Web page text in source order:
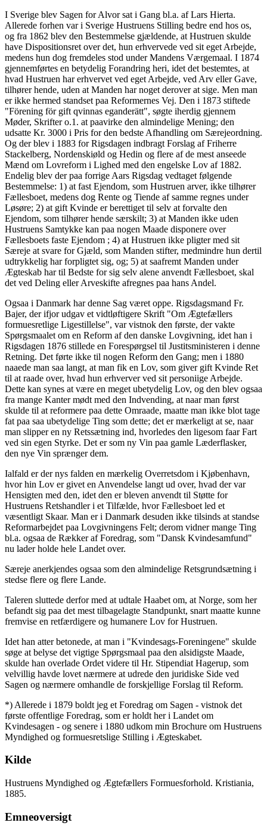
I Sverige blev Sagen for Alvor sat i Gang bl.a. af Lars Hierta.
Allerede forhen var i Sverige Hustruens Stilling bedre end hos os,
og fra 1862 blev den Bestemmelse gjældende, at Hustruen skulde
have Dispositionsret over det, hun erhvervede ved sit eget Arbejde,
medens hun dog fremdeles stod under Mandens Værgemaal. I 1874
gjennemførtes en betydelig Forandring heri, idet det bestemtes, at
hvad Hustruen har erhvervet ved eget Arbejde, ved Arv eller Gave,
tilhører hende, uden at Manden har noget derover at sige. Men man
er ikke hermed standset paa Reformernes Vej. Den i 1873 stiftede
"Förening för gift qvinnas eganderätt", søgte iherdig gjennem
Møder, Skrifter o.1. at paavirke den almindelige Mening; den
udsatte Kr. 3000 i Pris for den bedste Afhandling om Særejeordning.
Og der blev i 1883 for Rigsdagen indbragt Forslag af Friherre
Stackelberg, Nordenskiøld og Hedin og flere af de mest anseede
Mænd om Lovreform i Lighed med den engelske Lov af 1882.
Endelig blev der paa forrige Aars Rigsdag vedtaget følgende
Bestemmelse: 1) at fast Ejendom, som Hustruen arver, ikke tilhører
Fællesboet, medens dog Rente og Tiende af samme regnes under
Løsøre; 2) at gift Kvinde er berettiget til selv at forvalte den
Ejendom, som tilhører hende særskilt; 3) at Manden ikke uden
Hustruens Samtykke kan paa nogen Maade disponere over
Fællesboets faste Ejendom ; 4) at Hustruen ikke pligter med sit
Særeje at svare for Gjæld, som Manden stifter, medmindre hun dertil
udtrykkelig har forpligtet sig, og; 5) at saafremt Manden under
Ægteskab har til Bedste for sig selv alene anvendt Fællesboet, skal
det ved Deling eller Arveskifte afregnes paa hans Andel.
Ogsaa i Danmark har denne Sag været oppe. Rigsdagsmand Fr.
Bajer, der ifjor udgav et vidtløftigere Skrift "Om Ægtefællers
formuesretlige Ligestillelse", var vistnok den første, der vakte
Spørgsmaalet om en Reform af den danske Lovgivning, idet han i
Rigsdagen 1876 stillede en Forespørgsel til Justitsministeren i denne
Retning. Det førte ikke til nogen Reform den Gang; men i 1880
naaede man saa langt, at man fik en Lov, som giver gift Kvinde Ret
til at raade over, hvad hun erhverver ved sit personiige Arbejde.
Dette kan synes at være en meget ubetydelig Lov, og den blev ogsaa
fra mange Kanter mødt med den Indvending, at naar man først
skulde til at reformere paa dette Omraade, maatte man ikke blot tage
fat paa saa ubetydelige Ting som dette; det er mærkeligt at se, naar
man slipper en ny Retssætning ind, hvorledes den ligesom faar Fart
ved sin egen Styrke. Det er som ny Vin paa gamle Læderflasker,
den nye Vin sprænger dem.
Ialfald er der nys falden en mærkelig Overretsdom i Kjøbenhavn,
hvor hin Lov er givet en Anvendelse langt ud over, hvad der var
Hensigten med den, idet den er bleven anvendt til Støtte for
Hustruens Retshandler i et Tilfælde, hvor Fællesboet led et
væsentligt Skaar. Man er i Danmark desuden ikke tilsinds at standse
Reformarbejdet paa Lovgivningens Felt; derom vidner mange Ting
bl.a. ogsaa de Rækker af Foredrag, som "Dansk Kvindesamfund"
nu lader holde hele Landet over.
Særeje anerkjendes ogsaa som den almindelige Retsgrundsætning i
stedse flere og flere Lande.
Taleren sluttede derfor med at udtale Haabet om, at Norge, som her
befandt sig paa det mest tilbagelagte Standpunkt, snart maatte kunne
fremvise en retfærdigere og humanere Lov for Hustruen.
Idet han atter betonede, at man i "Kvindesags-Foreningene" skulde
søge at belyse det vigtige Spørgsmaal paa den alsidigste Maade,
skulde han overlade Ordet videre til Hr. Stipendiat Hagerup, som
velvillig havde lovet nærmere at udrede den juridiske Side ved
Sagen og nærmere omhandle de forskjellige Forslag til Reform.
*) Allerede i 1879 boldt jeg et Foredrag om Sagen - vistnok det
første offentlige Foredrag, som er holdt her i Landet om
Kvindesagen - og senere i 1880 udkom min Brochure om Hustruens
Myndighed og formuesretslige Stilling i Ægteskabet.
Kilde
Hustruens Myndighed og Ægtefællers Formuesforhold. Kristiania,
1885.
Emneoversigt